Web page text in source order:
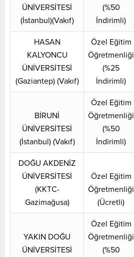
ÜNİVERSİTESİ
(İstanbul)(Vakıf)
(%50
İndirimli)
HASAN
KALYONCU
ÜNİVERSİTESİ
(Gaziantep) (Vakıf)
Özel Eğitim
Öğretmenliği
(%25
İndirimli)
BİRUNİ
ÜNİVERSİTESİ
(İstanbul) (Vakıf)
Özel Eğitim
Öğretmenliği
(%50
İndirimli)
DOĞU AKDENİZ
ÜNİVERSİTESİ
(KKTC-
Gazimağusa)
Özel Eğitim
Öğretmenliği
(Ücretli)
YAKIN DOĞU
ÜNİVERSİTESİ
Özel Eğitim
Öğretmenliği
(%50